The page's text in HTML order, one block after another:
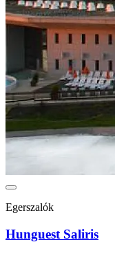
Egerszalók
Hunguest Saliris